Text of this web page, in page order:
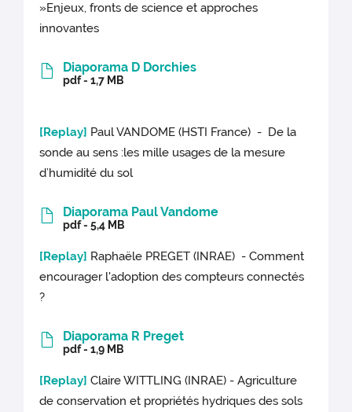
»Enjeux, fronts de science et approches
innovantes
Diaporama D Dorchies
pdf - 1,7 MB
[Replay] Paul VANDOME (HSTI France) - De la
sonde au sens :les mille usages de la mesure
d’humidité du sol
Diaporama Paul Vandome
pdf - 5,4 MB
[Replay] Raphaële PREGET (INRAE) - Comment
encourager l'adoption des compteurs connectés
?
Diaporama R Preget
pdf - 1,9 MB
[Replay] Claire WITTLING (INRAE) - Agriculture
de conservation et propriétés hydriques des sols